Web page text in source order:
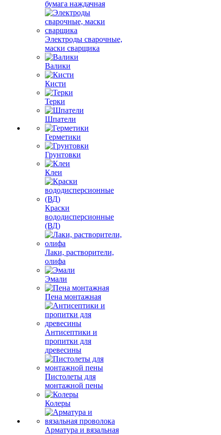
бумага наждачная
Электроды сварочные,
маски сварщика
Валики
Кисти
Терки
Шпатели
Герметики
Грунтовки
Клеи
Краски
вододисперсионные
(ВД)
Лаки, растворители,
олифа
Эмали
Пена монтажная
Антисептики и
пропитки для
древесины
Пистолеты для
монтажной пены
Колеры
Арматура и вязальная